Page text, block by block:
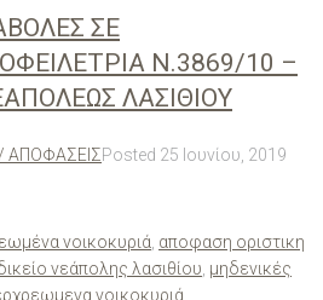
ΣΕ
Ν.3869/10 –
ΛΑΣΙΘΙΟΥ
ΑΠΟΦΑΣΕΙΣPosted 25 Ιουνίου, 2019
νοικοκυριά αποφαση οριστικη
νεάπολης λασιθίου μηδενικές
νοικοκυριά